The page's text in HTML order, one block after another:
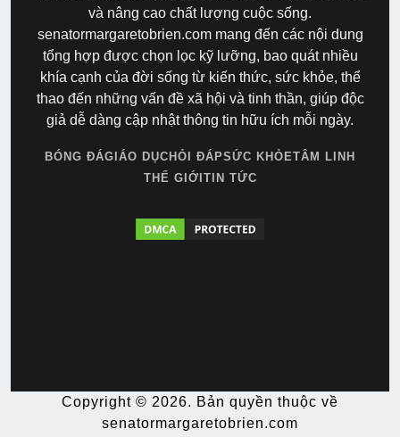
và nâng cao chất lượng cuộc sống.
senatormargaretobrien.com mang đến các nội dung
tổng hợp được chọn lọc kỹ lưỡng, bao quát nhiều
khía cạnh của đời sống từ kiến thức, sức khỏe, thể
thao đến những vấn đề xã hội và tinh thần, giúp độc
giả dễ dàng cập nhật thông tin hữu ích mỗi ngày.
BÓNG ĐÁGIÁO DỤC HỎI ĐÁPSỨC KHỎETÂM LINH
THẾ GIỚI TIN TỨC
Copyright © 2026. Bản quyền thuộc về
senatormargaretobrien.com